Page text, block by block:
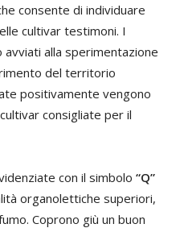
consente di individuare
cultivar testimoni. I
alla sperimentazione
del territorio
positivamente vengono
consigliate per il
con il simbolo “Q”
organolettiche superiori,
Coprono giù un buon